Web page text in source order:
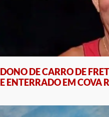
DONO DE CARRO DE
E ENTERRADO EM COVA